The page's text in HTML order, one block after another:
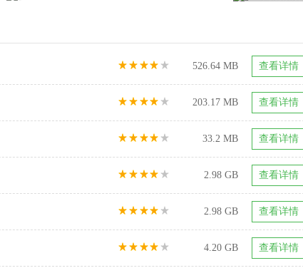
526.64 MB 查看详情
203.17 MB 查看详情
33.2 MB 查看详情
2.98 GB 查看详情
2.98 GB 查看详情
4.20 GB 查看详情